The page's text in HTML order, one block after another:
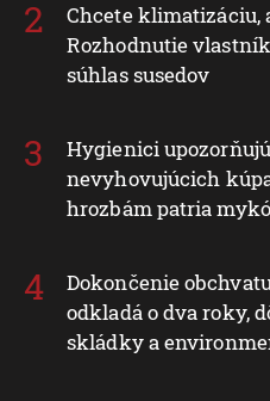
Chcete klimatizáciu,
Rozhodnutie
súhlas susedov
Hygienici
nevyhovujúcich
hrozbám patria
Dokončenie
odkladá o dva roky,
skládky a